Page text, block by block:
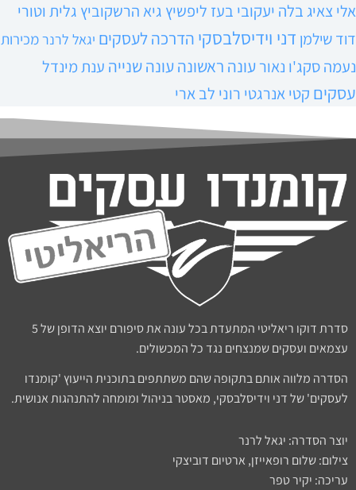
אלי צאיגבלה יעקובי בעז ליפשיץ גיא הרשקוביץ גלית וטורי
דוד שילמן דני וידיסלבסקי הדרכה לעסקים יגאל לרנרמכירות
נעמה סקג'ו נאורעונה ראשונהעונה שנייה ענת מינדל
עסקים קטי אנרגטי רוני לב ארי
סדרת דוקו ריאליטי המתעדת בכל עונה את סיפורם יוצא הדופן של 5
עצמאים ועסקים שמנצחים נגד כל המכשולים.
הסדרה מלווה אותם בתקופה שהם משתתפים בתוכנית הייעוץ 'קומנדו
לעסקים' של דני וידיסלבסקי, מאסטר בניהול ומומחה להתנהגות אנושית.
יוצר הסדרה: יגאל לרנר
צילום: שלום רופאייזן, ארטיום דוביצקי
עריכה: יקיר טפר